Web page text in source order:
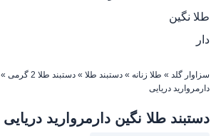
سزاوار گلد » طلا زنانه » دستبند طلا » دستبند طلا 2 گرمی »
دارمروارید دریایی
دستبند طلا نگین دارمروارید دریایی